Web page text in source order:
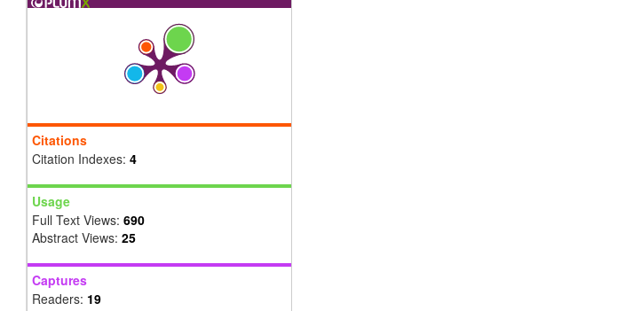
Citations
Citation Indexes: 4
Usage
Full Text Views: 690
Abstract Views: 25
Captures
Readers: 19